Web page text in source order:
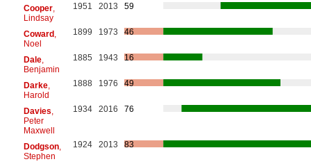
Cooper,
Lindsay
1951 2013 59
Coward,
Noel
1899 1973 46
Dale,
Benjamin
1885 1943 16
Darke,
Harold
1888 1976 49
Davies
Peter
Maxwell
1934 2016 76
Dodgson,
Stephen
1924 2013 83